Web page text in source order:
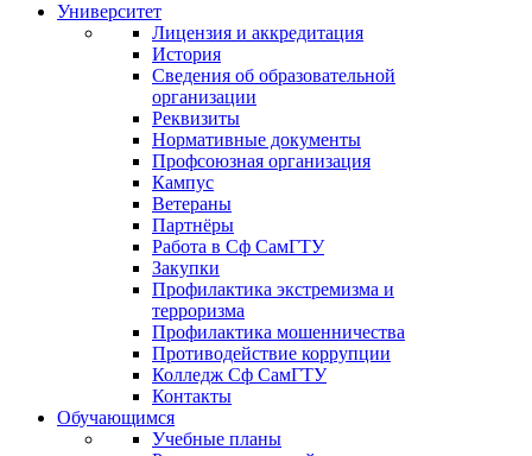
Университет
Лицензия и аккредитация
История
Сведения об образовательной
организации
Реквизиты
Нормативные документы
Профсоюзная организация
Кампус
Ветераны
Партнёры
Работа в Сф СамГТУ
Закупки
Профилактика экстремизма и
терроризма
Профилактика мошенничества
Противодействие коррупции
Колледж Сф СамГТУ
Контакты
Обучающимся
Учебные планы